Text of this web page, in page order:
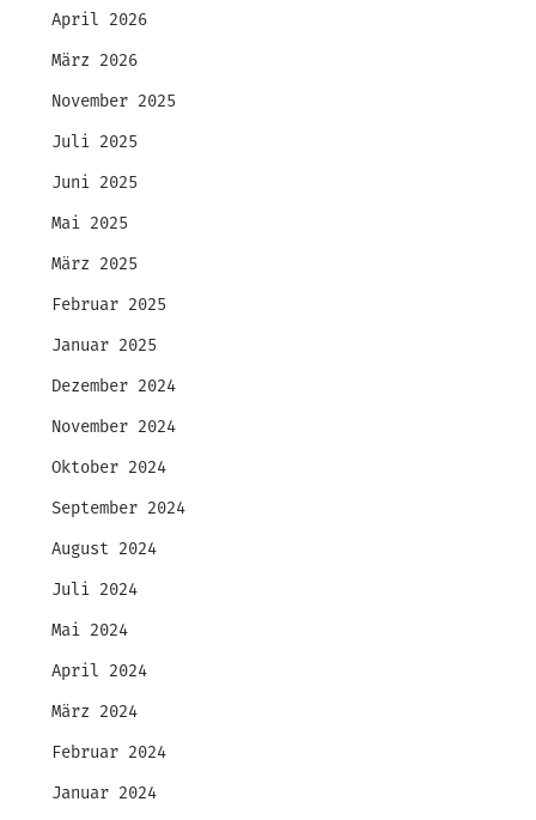
April 2026
März 2026
November 2025
Juli 2025
Juni 2025
Mai 2025
März 2025
Februar 2025
Januar 2025
Dezember 2024
November 2024
Oktober 2024
September 2024
August 2024
Juli 2024
Mai 2024
April 2024
März 2024
Februar 2024
Januar 2024